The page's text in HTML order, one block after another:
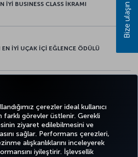
çerezler ideal kullanıcı
farklı görevler üstlenir. Gerekli
ziyaret edilebilmesini ve
sağlar. Performans çerezleri,
alışkanlıklarını inceleyerek
iyileştirir. İşlevsellik
İYİ BUSINESS CLASS İKRAMI
EN İYİ UÇAK İÇİ EĞLENCE ÖDÜLÜ
YoutubeLinkedIn
TiktokBlogPinterest
Bize ulaşın